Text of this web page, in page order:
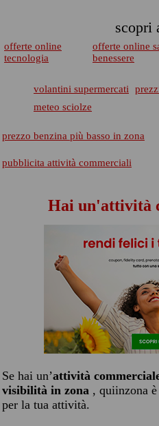
scopri
offerte online
tecnologia
offerte online
benessere
volantini supermercati
meteo sciolze
prezzo benzina più basso in zona
pubblicita attività commerciali
Hai un'attività
Se hai un’attività
visibilità in zona , quiinzona
per la tua attività.